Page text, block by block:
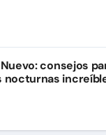
consejos
nocturnas